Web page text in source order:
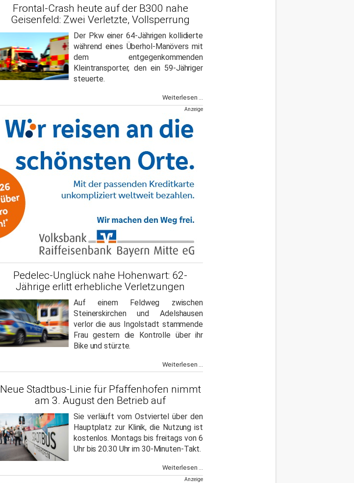
Frontal-Crash heute auf der B300 nahe
Geisenfeld: Zwei Verletzte, Vollsperrung
Der Pkw einer 64-Jährigen kollidierte
während eines Überhol-Manövers mit
dem entgegenkommenden
Kleintransporter, den ein 59-Jähriger
steuerte.
Weiterlesen ...
Anzeige
Pedelec-Unglück nahe Hohenwart: 62-
Jährige erlitt erhebliche Verletzungen
Auf einem Feldweg zwischen
Steinerskirchen und Adelshausen
verlor die aus Ingolstadt stammende
Frau gestern die Kontrolle über ihr
Bike und stürzte.
Weiterlesen ...
Neue Stadtbus-Linie für Pfaffenhofen nimmt
am 3. August den Betrieb auf
Sie verläuft vom Ostviertel über den
Hauptplatz zur Klinik, die Nutzung ist
kostenlos. Montags bis freitags von 6
Uhr bis 20.30 Uhr im 30-Minuten-Takt.
Weiterlesen ...
Anzeige